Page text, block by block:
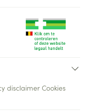
disclaimer Cookies